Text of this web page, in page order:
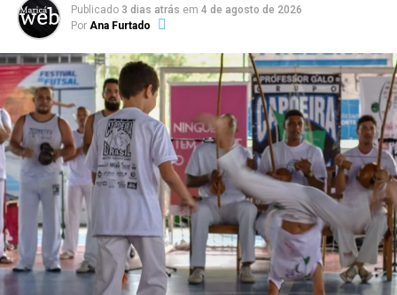
Publicado 3 dias atrás em 4 de agosto de 2026
Por Ana Furtado